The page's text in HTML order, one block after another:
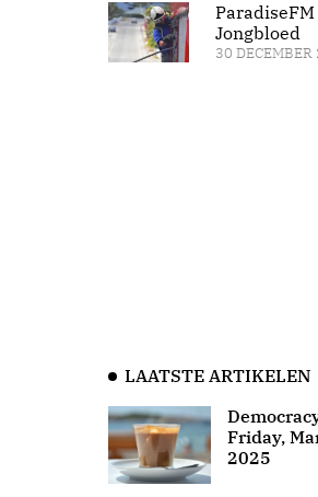
Jongbloed
30
LAATSTE ARTIKELEN
Friday,
2025